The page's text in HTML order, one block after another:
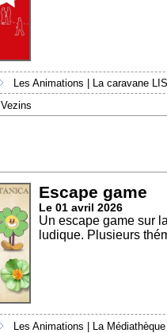
Les Animations
La caravane
Vezins
Escape game
Le 01 avril 2026
Un escape game sur
ludique. Plusieurs
Les Animations | La Médiathèque